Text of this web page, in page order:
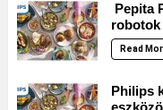
Pepita
robotok
Read
Philips